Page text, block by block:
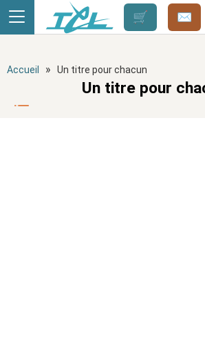
Accueil » Un titre pour chacun
Un titre pour
Panneau de gestion des cookies